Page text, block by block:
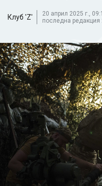
Клуб 'Z'
20 април 2025 г.,
последна редакция